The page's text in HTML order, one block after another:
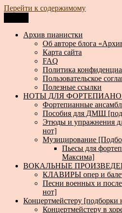
Перейти к содержимому
Архив пианистки
Всё для пианистов: ноты, книги,
Архив пианистки
Об авторе блога
Карта сайта
FAQ
Политика
Пользовательское
Полезные ссылки
НОТЫ ДЛЯ ФОРТЕПИАНО
Фортепианные
Пособия для ДМШ
Этюды и упражнения
нот]
Музицирование
Пьесы для
Максима]
ВОКАЛЬНЫЕ
КЛАВИРЫ опер и
Песни военных и
нот]
Концертмейстеру [подборки
Концертмейстеру в